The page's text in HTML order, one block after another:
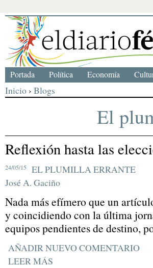
Inicio › Blogs
El
Reflexión hasta las
24/05/15
EL PLUMILLA ERRANTE
José A. Gaciño
Nada más efímero que un
y coincidiendo con la última
equipos pendientes de destino,
AÑADIR NUEVO COMENTARIO
LEER MÁS
Portada Política Economía